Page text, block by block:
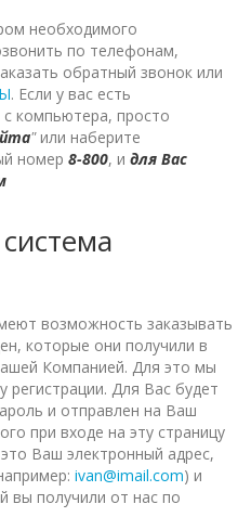
необходимого
по телефонам,
обратный звонок или
. Если у вас есть
компьютера, просто
"или наберите
номер 8-800, и для Вас
возможность заказывать
которые они получили в
Компанией. Для это мы
регистрации. Для Вас будет
и отправлен на Ваш
при входе на эту страницу
Ваш электронный адрес,
ivan@imail.com) и
вы получили от нас по